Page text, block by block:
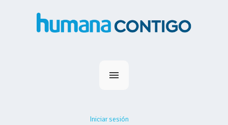
Iniciar sesión